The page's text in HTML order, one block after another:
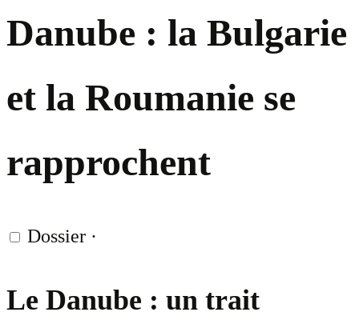
Danube : la Bulgarie
et la Roumanie se
rapprochent
Dossier ·
Le Danube : un trait